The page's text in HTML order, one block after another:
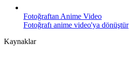
Fotoğraftan Anime Video
Fotoğrafı anime video'ya dönüştür
Kaynaklar